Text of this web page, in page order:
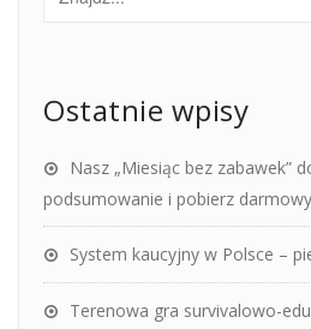
Ostatnie wpisy
Nasz „Miesiąc bez zabawek”
podsumowanie i pobierz
System kaucyjny w Polsce –
Terenowa gra survivalowo-